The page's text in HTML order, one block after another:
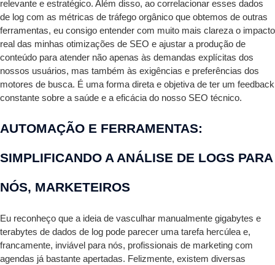
relevante e estratégico. Além disso, ao correlacionar esses dados
de log com as métricas de tráfego orgânico que obtemos de outras
ferramentas, eu consigo entender com muito mais clareza o impacto
real das minhas otimizações de SEO e ajustar a produção de
conteúdo para atender não apenas às demandas explícitas dos
nossos usuários, mas também às exigências e preferências dos
motores de busca. É uma forma direta e objetiva de ter um feedback
constante sobre a saúde e a eficácia do nosso SEO técnico.
AUTOMAÇÃO E FERRAMENTAS:
SIMPLIFICANDO A ANÁLISE DE LOGS PARA
NÓS, MARKETEIROS
Eu reconheço que a ideia de vasculhar manualmente gigabytes e
terabytes de dados de log pode parecer uma tarefa hercúlea e,
francamente, inviável para nós, profissionais de marketing com
agendas já bastante apertadas. Felizmente, existem diversas